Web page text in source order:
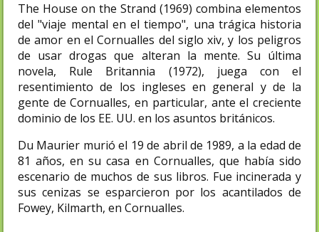
The House on the Strand (1969) combina elementos
del "viaje mental en el tiempo", una trágica historia
de amor en el Cornualles del siglo xiv, y los peligros
de usar drogas que alteran la mente. Su última
novela, Rule Britannia (1972), juega con el
resentimiento de los ingleses en general y de la
gente de Cornualles, en particular, ante el creciente
dominio de los EE. UU. en los asuntos británicos.
Du Maurier murió el 19 de abril de 1989, a la edad de
81 años, en su casa en Cornualles, que había sido
escenario de muchos de sus libros. Fue incinerada y
sus cenizas se esparcieron por los acantilados de
Fowey, Kilmarth, en Cornualles.